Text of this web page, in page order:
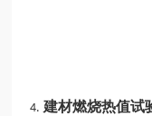
4. 建材燃烧热值